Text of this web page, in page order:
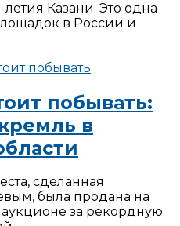
Казани. Это одна
в России и
побывать
побывать:
в
сделанная
была продана на
за рекордную